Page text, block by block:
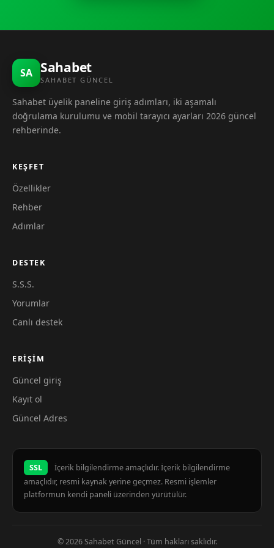
SA Sahabet
SAHABET GÜNCEL
Sahabet üyelik paneline giriş adımları, iki aşamalı
doğrulama kurulumu ve mobil tarayıcı ayarları 2026 güncel
rehberinde.
KEŞFET
Özellikler
Rehber
Adımlar
DESTEK
S.S.S.
Yorumlar
Canlı destek
ERIŞIM
Güncel giriş
Kayıt ol
Güncel Adres
SSL
İçerik bilgilendirme amaçlıdır. İçerik bilgilendirme
amaçlıdır, resmi kaynak yerine geçmez. Resmi işlemler
platformun kendi paneli üzerinden yürütülür.
© 2026 Sahabet Güncel · Tüm hakları saklıdır.